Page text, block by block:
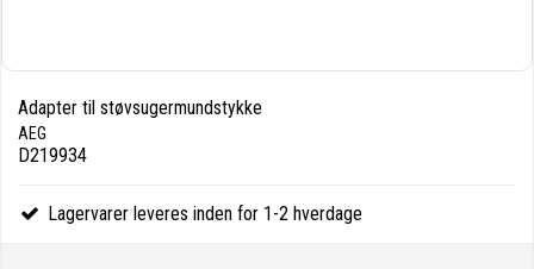
Adapter til støvsugermundstykke
AEG
D219934
Lagervarer leveres inden for 1-2 hverdage